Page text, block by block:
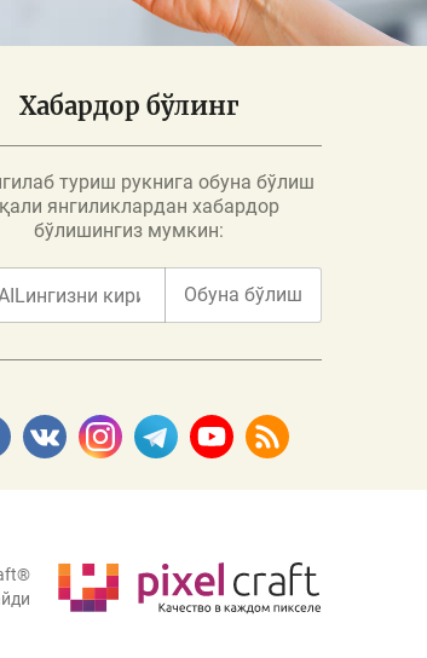
Хабардор бўлинг
туриш рукнига обуна бўлиш
янгиликлардан хабардор
бўлишингиз мумкин:
Обуна бўлиш